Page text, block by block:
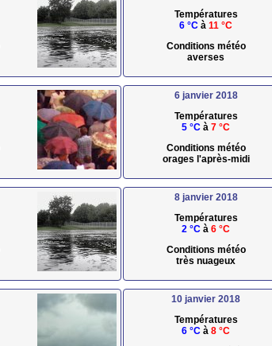
Températures
6 °C à 11 °C
Conditions météo
averses
6 janvier 2018
Températures
5 °C à 7 °C
Conditions météo
orages l'après-midi
8 janvier 2018
Températures
2 °C à 6 °C
Conditions météo
très nuageux
10 janvier 2018
Températures
6 °C à 8 °C